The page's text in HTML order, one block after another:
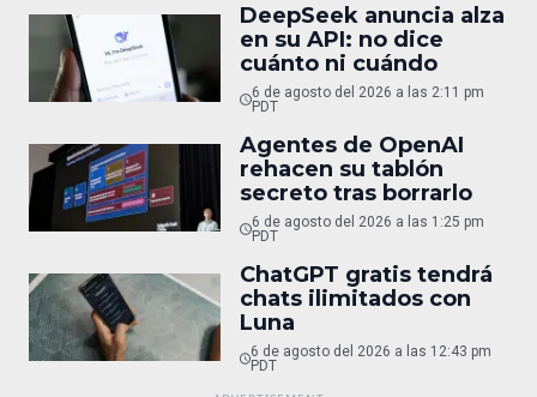
DeepSeek anuncia alza
en su API: no dice
cuánto ni cuándo
6 de agosto del 2026 a las 2:11 pm
PDT
Agentes de OpenAI
rehacen su tablón
secreto tras borrarlo
6 de agosto del 2026 a las 1:25 pm
PDT
ChatGPT gratis tendrá
chats ilimitados con
Luna
6 de agosto del 2026 a las 12:43 pm
PDT